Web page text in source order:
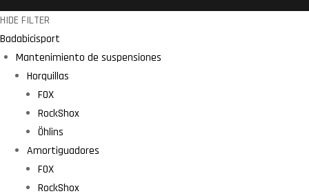
HIDE FILTER
Badabicisport
Mantenimiento de suspensiones
Horquillas
FOX
RockShox
Öhlins
Amortiguadores
FOX
RockShox